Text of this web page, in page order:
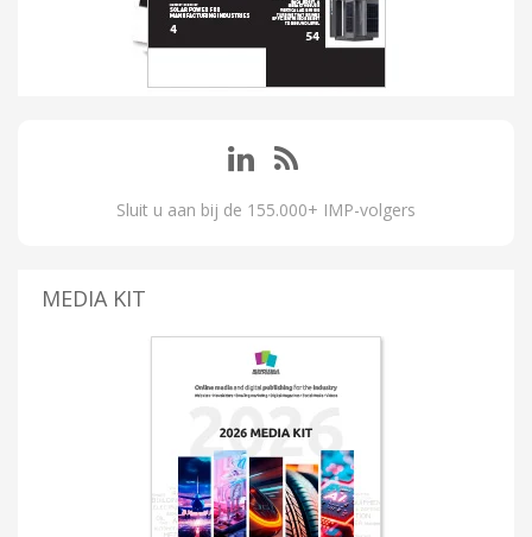
Sluit u aan bij de 155.000+ IMP-volgers
MEDIA KIT